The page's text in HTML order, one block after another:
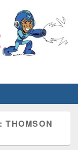
:THOMSON